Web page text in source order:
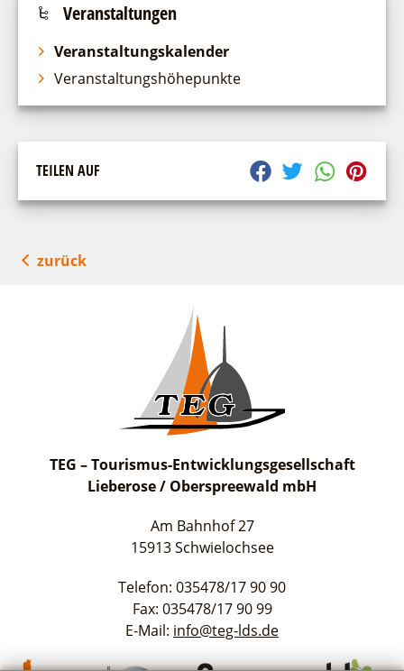
Veranstaltungen
Veranstaltungskalender
Veranstaltungshöhepunkte
TEILEN AUF
zurück
TEG – Tourismus-Entwicklungsgesellschaft
Lieberose / Oberspreewald mbH
Am Bahnhof 27
15913 Schwielochsee
Telefon: 035478/17 90 90
Fax: 035478/17 90 99
E-Mail: info@teg-lds.de